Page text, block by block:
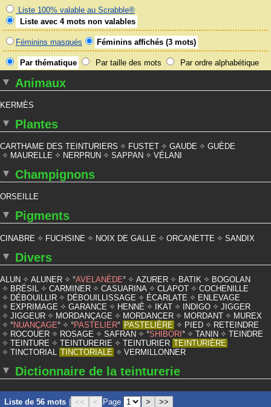
Liste 100% valable au Scrabble®
Liste avec 4 mots non valables
Féminins masqués Féminins affichés (3 mots)
Par thématique Par taille des mots Par ordre alphabétique
Animaux
KERMÈS
Plantes
CARTHAME DES TEINTURIERS FUSTET GAUDE
GUÈDE
MAURELLE
NERPRUN SAPPAN VÉLANI
Champignons
ORSEILLE
Pigments
CINABRE FUCHSINE NOIX DE GALLE ORCANETTE SANDIX
Divers
ALUN ALUNER AVELANÈDE AZURER BATIK
BOGOLAN
BRÉSIL
CARMINER CASUARINA CLAPOT
COCHENILLE
DÉBOUILLIR
DÉBOUILLISSAGE ÉCARLATE
ENLEVAGE
EXPRIMAGE
GARANCE HENNÉ IKAT INDIGO
JIGGER
JIGGEUR
MORDANÇAGE MORDANCER MORDANT
MUREX
NUANÇAGE
PASTELIER PASTELIÈRE PIED
RETEINDRE
ROCOUER
ROSAGE SAFRAN SHIBORI TANIN
TEINDRE
TEINTURE
TEINTURERIE TEINTURIER TEINTURIÈRE
TINCTORIAL
TINCTORIALE VERMILLONNER
Dictionnaire de la teinturerie
Liste de 56 mots | << < Page >
>>